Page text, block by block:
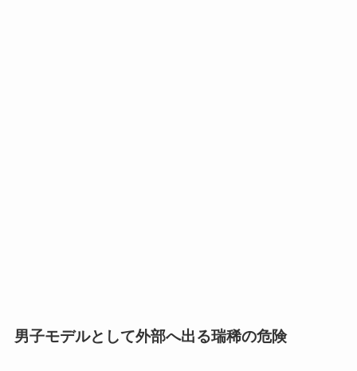
男子モデルとして外部へ出る瑞稀の危険